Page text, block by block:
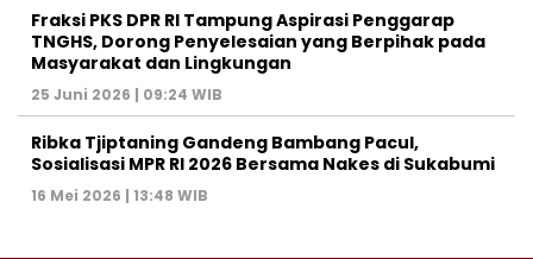
‎Fraksi PKS DPR RI Tampung Aspirasi Penggarap
TNGHS, Dorong Penyelesaian yang Berpihak pada
Masyarakat dan Lingkungan‎
25 Juni 2026 | 09:24 WIB
Ribka Tjiptaning Gandeng Bambang Pacul,
Sosialisasi MPR RI 2026 Bersama Nakes di Sukabumi
16 Mei 2026 | 13:48 WIB